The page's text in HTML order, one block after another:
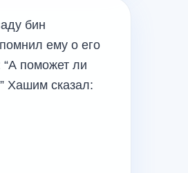
бин
ему о его
“А поможет ли
Хашим сказал: